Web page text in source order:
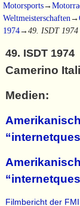
Motorsports→
Weltmeisterschaften →
1974→ 49. ISDT 1974
49. ISDT 1974
Camerino
Medien:
Filmbericht der